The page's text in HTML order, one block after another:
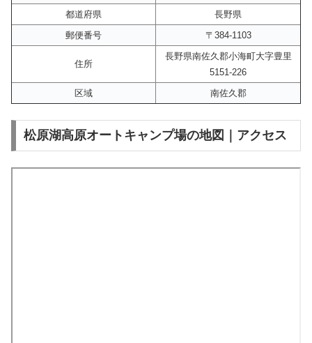
都道府県
長野県
郵便番号
〒384-1103
住所
長野県南佐久郡小海町大字豊里
5151-226
区域
南佐久郡
松原湖高原オートキャンプ場の地図｜アクセス